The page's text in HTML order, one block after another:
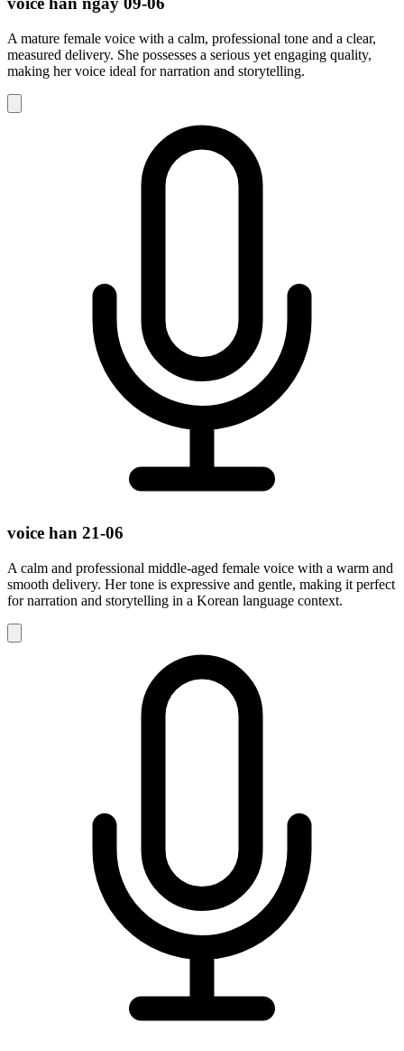
A mature female voice with a calm, professional tone and a clear,
measured delivery. She possesses a serious yet engaging quality,
making her voice ideal for narration and storytelling.
voice han 21-06
A calm and professional middle-aged female voice with a warm and
smooth delivery. Her tone is expressive and gentle, making it perfect
for narration and storytelling in a Korean language context.